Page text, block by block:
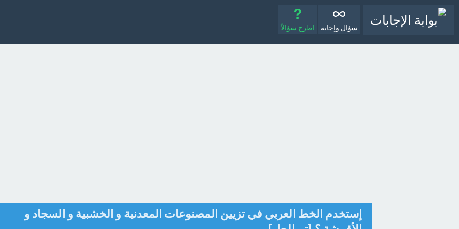
سؤال وإجابة اطرح سؤالاً
إستخدم الخط العربي في تزيين المصنوعات المعدنية و الخشبية و السجاد و